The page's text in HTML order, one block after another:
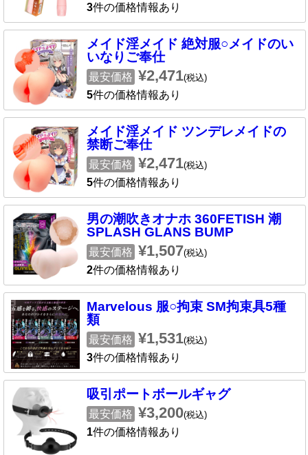
3件の価格情報あり
メイド淫メイド 絶対服○メイドのい
いなりご奉仕
最安価格 ¥2,471(税込)
5件の価格情報あり
メイド淫メイド ツンデレメイドの
禁断ご奉仕
最安価格 ¥2,471(税込)
5件の価格情報あり
男の潮吹きオナホ 360FETISH 潮
SPLASH GLANS BUMP
最安価格 ¥1,507(税込)
2件の価格情報あり
Marvelous 服○拘束 SM拘束具5種
類
最安価格 ¥1,531(税込)
3件の価格情報あり
吸引ポートボールギャグ
最安価格 ¥3,200(税込)
1件の価格情報あり